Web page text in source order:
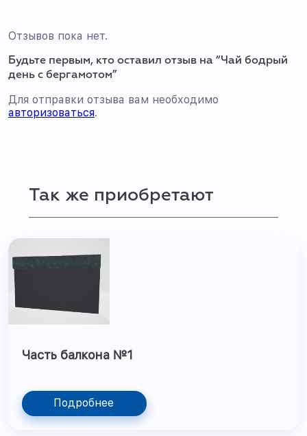
Отзывов пока нет.
Будьте первым, кто оставил отзыв на “Чай бодрый
день с бергамотом”
Для отправки отзыва вам необходимо
авторизоваться.
Так же приобретают
Часть балкона №1
Подробнее